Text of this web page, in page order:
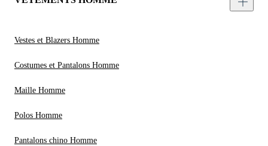
Vestes et Blazers Homme
Costumes et Pantalons Homme
Maille Homme
Polos Homme
Pantalons chino Homme